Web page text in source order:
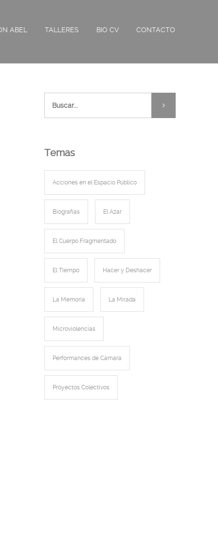
ABEL TALLERES BIO CV CONTACTO
Temas
Acciones en el Espacio Público
Biografías El Azar
El Cuerpo Fragmentado
El Tiempo Hacer y Deshacer
La Memoria La Mirada
Microviolencias
Performances de Cámara
Proyectos Colectivos